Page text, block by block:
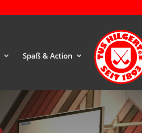
Spaß & Action